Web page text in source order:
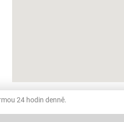
24 hodin denně.